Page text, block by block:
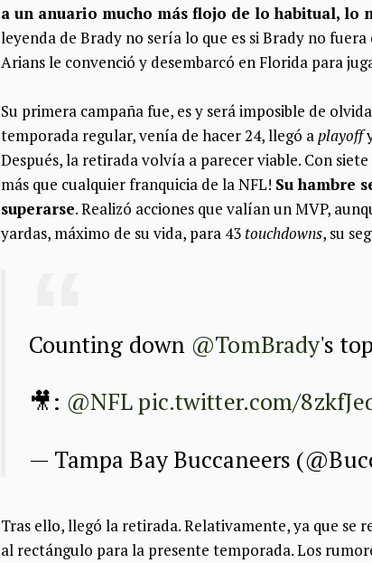
a un anuario mucho más flojo de lo habitual, lo
leyenda de Brady no sería lo que es si Brady no
Arians le convenció y desembarcó en Florida para
Su primera campaña fue, es y será imposible de
temporada regular, venía de hacer 24, llegó aplayoff
Después, la retirada volvía a parecer viable. Con
más que cualquier franquicia de la NFL! Su hambre
superarse. Realizó acciones que valían un MVP,
yardas, máximo de su vida, para 43 touchdowns, su
Counting down @TomBrady's
🎥: @NFLpic.twitter.com/
— Tampa Bay Buccaneers
Tras ello, llegó la retirada. Relativamente, ya que se
al rectángulo para la presente temporada. Los